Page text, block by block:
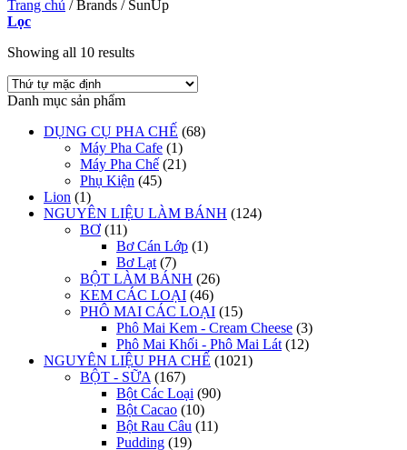
Trang chủ /Brands /SunUp
Lọc
Showing all 10 results
Danh mục sản phẩm
DỤNG CỤ PHA CHẾ (68)
Máy Pha Cafe (1)
Máy Pha Chế (21)
Phụ Kiện (45)
Lion (1)
NGUYÊN LIỆU LÀM BÁNH (124)
BƠ (11)
Bơ Cán Lớp (1)
Bơ Lạt (7)
BỘT LÀM BÁNH (26)
KEM CÁC LOẠI (46)
PHÔ MAI CÁC LOẠI (15)
Phô Mai Kem - Cream Cheese (3)
Phô Mai Khối - Phô Mai Lát (12)
NGUYÊN LIỆU PHA CHẾ (1021)
BỘT - SỮA (167)
Bột Các Loại (90)
Bột Cacao (10)
Bột Rau Câu (11)
Pudding (19)